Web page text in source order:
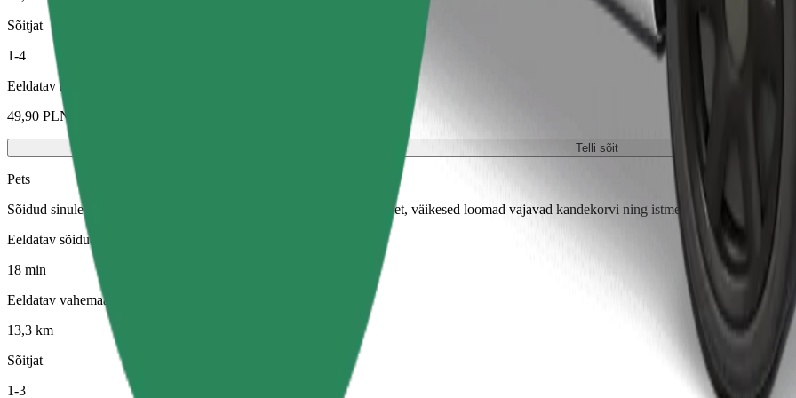
Sõitjat
1-4
Eeldatav hind
49,90 PLN
Telli sõit
Pets
Sõidud sinule ja sinu lemmikloomale. Koerad peavad kandma korvõret, väikesed loomad vajavad kandekorvi ning istmed tuleb kaitsta
Eeldatav sõiduaeg
18 min
Eeldatav vahemaa
13,3 km
Sõitjat
1-3